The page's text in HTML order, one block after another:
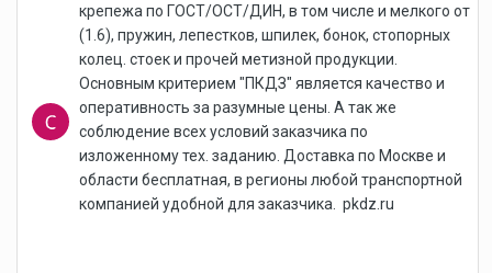
крепежа по ГОСТ/ОСТ/ДИН, в том числе и мелкого от
(1.6), пружин, лепестков, шпилек, бонок, стопорных
колец. стоек и прочей метизной продукции.
Основным критерием "ПКДЗ" является качество и
оперативность за разумные цены. А так же
соблюдение всех условий заказчика по
изложенному тех. заданию. Доставка по Москве и
области бесплатная, в регионы любой транспортной
компанией удобной для заказчика. pkdz.ru